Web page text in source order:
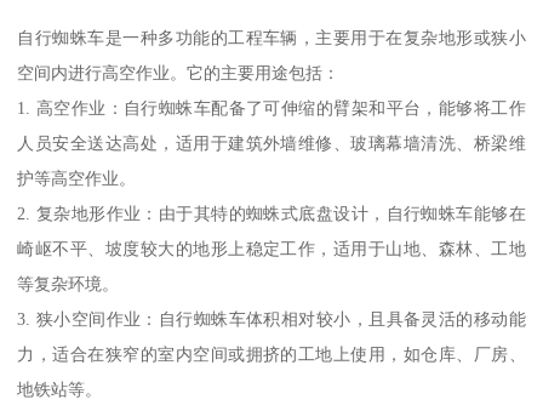
自行蜘蛛车是一种多功能的工程车辆，主要用于在复杂地形或狭小
空间内进行高空作业。它的主要用途包括：
1. 高空作业：自行蜘蛛车配备了可伸缩的臂架和平台，能够将工作
人员安全送达高处，适用于建筑外墙维修、玻璃幕墙清洗、桥梁维
护等高空作业。
2. 复杂地形作业：由于其特的蜘蛛式底盘设计，自行蜘蛛车能够在
崎岖不平、坡度较大的地形上稳定工作，适用于山地、森林、工地
等复杂环境。
3. 狭小空间作业：自行蜘蛛车体积相对较小，且具备灵活的移动能
力，适合在狭窄的室内空间或拥挤的工地上使用，如仓库、厂房、
地铁站等。